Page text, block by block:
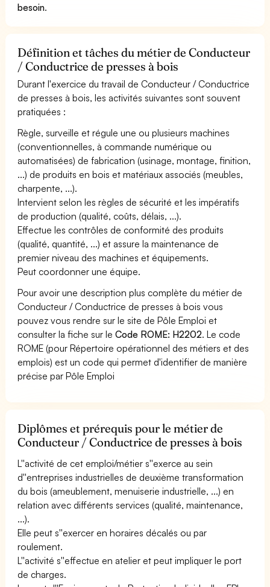
besoin.
Définition et tâches du métier de Conducteur
/ Conductrice de presses à bois
Durant l'exercice du travail de Conducteur / Conductrice
de presses à bois, les activités suivantes sont souvent
pratiquées :
Règle, surveille et régule une ou plusieurs machines
(conventionnelles, à commande numérique ou
automatisées) de fabrication (usinage, montage, finition,
...) de produits en bois et matériaux associés (meubles,
charpente, ...).
Intervient selon les règles de sécurité et les impératifs
de production (qualité, coûts, délais, ...).
Effectue les contrôles de conformité des produits
(qualité, quantité, ...) et assure la maintenance de
premier niveau des machines et équipements.
Peut coordonner une équipe.
Pour avoir une description plus complète du métier de
Conducteur / Conductrice de presses à bois vous
pouvez vous rendre sur le site de Pôle Emploi et
consulter la fiche sur leCode ROME: H2202. Le code
ROME (pour Répertoire opérationnel des métiers et des
emplois) est un code qui permet d'identifier de manière
précise par Pôle Emploi
Diplômes et prérequis pour le métier de
Conducteur / Conductrice de presses à bois
L''activité de cet emploi/métier s''exerce au sein
d''entreprises industrielles de deuxième transformation
du bois (ameublement, menuiserie industrielle, ...) en
relation avec différents services (qualité, maintenance,
...).
Elle peut s''exercer en horaires décalés ou par
roulement.
L''activité s''effectue en atelier et peut impliquer le port
de charges.